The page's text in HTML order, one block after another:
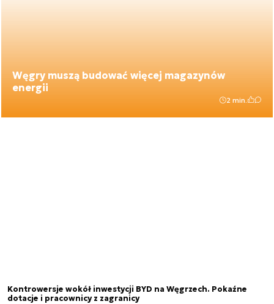
Węgry muszą budować więcej magazynów
energii
2 min.
Kontrowersje wokół inwestycji BYD na Węgrzech. Pokaźne
dotacje i pracownicy z zagranicy